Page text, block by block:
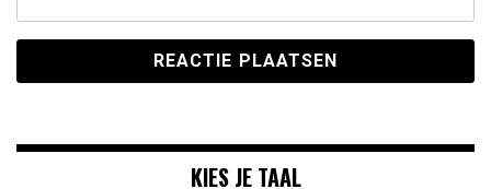
KIES JE TAAL